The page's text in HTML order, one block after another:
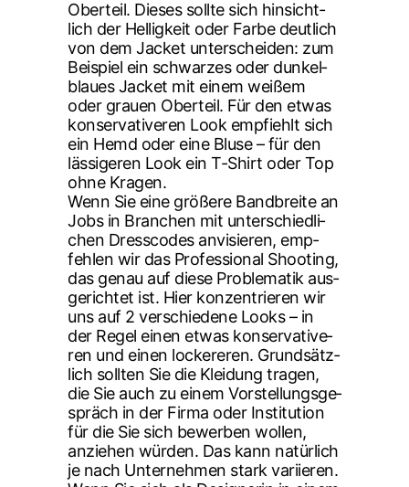
Ober­teil. Die­ses soll­te sich hin­sicht­
lich der Hel­lig­keit oder Far­be deut­lich
von dem Jacket unter­schei­den: zum
Bei­spiel ein schwar­zes oder dun­kel­
blau­es Jacket mit einem wei­ßem
oder grau­en Ober­teil. Für den etwas
kon­ser­va­ti­ve­ren Look emp­fiehlt sich
ein Hemd oder eine Blu­se – für den
läs­si­ge­ren Look ein T-Shirt oder Top
ohne Kra­gen.
Wenn Sie eine grö­ße­re Band­brei­te an
Jobs in Bran­chen mit unter­schied­li­
chen Dress­codes anvi­sie­ren, emp­
feh­len wir das Pro­fes­sio­nal Shoo­ting,
das genau auf die­se Pro­ble­ma­tik aus­
ge­rich­tet ist. Hier kon­zen­trie­ren wir
uns auf 2 ver­schie­de­ne Looks – in
der Regel einen etwas kon­ser­va­ti­ve­
ren und einen locke­re­ren. Grund­sätz­
lich soll­ten Sie die Klei­dung tra­gen,
die Sie auch zu einem Vor­stel­lungs­ge­
spräch in der Fir­ma oder Insti­tu­ti­on
für die Sie sich bewer­ben wol­len,
anzie­hen wür­den. Das kann natür­lich
je nach Unter­neh­men stark vari­ie­ren.